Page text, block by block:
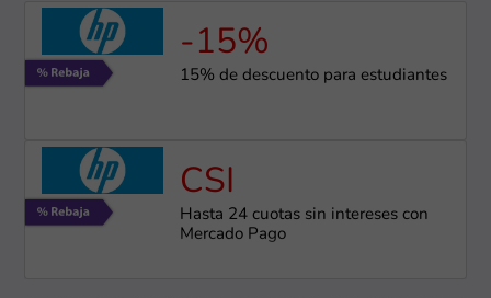
-15%
15% de descuento para estudiantes
CSI
Hasta 24 cuotas sin intereses con
Mercado Pago